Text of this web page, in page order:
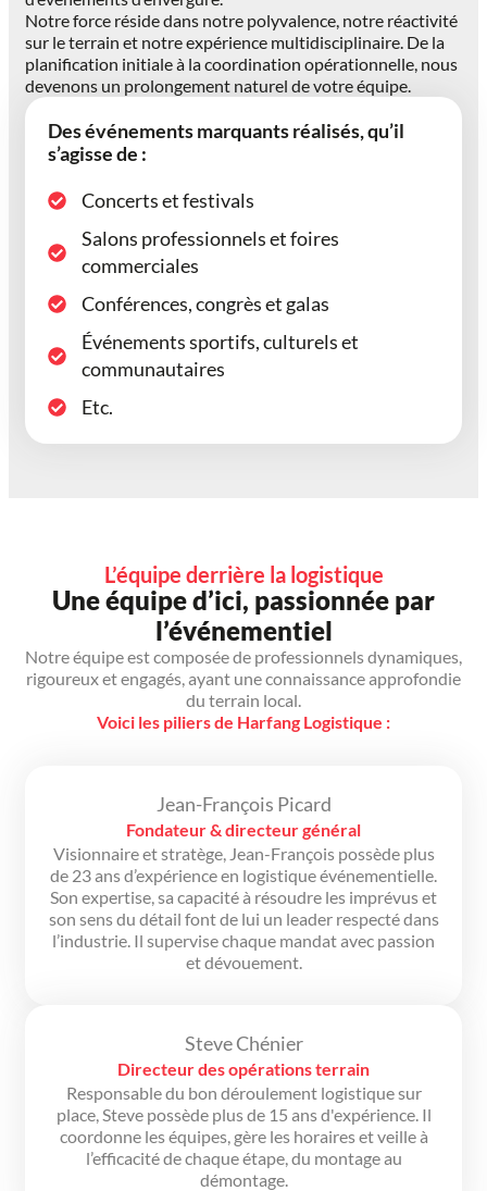
Notre force réside dans notre polyvalence, notre réactivité
sur le terrain et notre expérience multidisciplinaire. De la
planification initiale à la coordination opérationnelle, nous
devenons un prolongement naturel de votre équipe.
Des événements marquants réalisés, qu’il
s’agisse de :
Concerts et festivals
Salons professionnels et foires
commerciales
Conférences, congrès et galas
Événements sportifs, culturels et
communautaires
Etc.
L’équipe derrière la logistique
Une équipe d’ici, passionnée par
l’événementiel
Notre équipe est composée de professionnels dynamiques,
rigoureux et engagés, ayant une connaissance approfondie
du terrain local.
Voici les piliers de Harfang Logistique :
Jean-François Picard
Fondateur & directeur général
Visionnaire et stratège, Jean-François possède plus
de 23 ans d’expérience en logistique événementielle.
Son expertise, sa capacité à résoudre les imprévus et
son sens du détail font de lui un leader respecté dans
l’industrie. Il supervise chaque mandat avec passion
et dévouement.
Steve Chénier
Directeur des opérations terrain
Responsable du bon déroulement logistique sur
place, Steve possède plus de 15 ans d'expérience. Il
coordonne les équipes, gère les horaires et veille à
l’efficacité de chaque étape, du montage au
démontage.